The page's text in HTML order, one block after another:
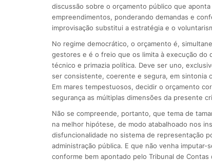
discussão sobre o orçamento público que
empreendimentos, ponderando demandas e
improvisação substitui a estratégia e o
No regime democrático, o orçamento é,
gestores e é o freio que os limita à execução do
técnico e primazia política. Deve ser uno,
ser consistente, coerente e segura, em sintonia
Em mares tempestuosos, decidir o orçamento
segurança as múltiplas dimensões da presente
Não se compreende, portanto, que tema de
na melhor hipótese, de modo atabalhoado nos
disfuncionalidade no sistema de representação
administração pública. E que não venha
conforme bem apontado pelo Tribunal de